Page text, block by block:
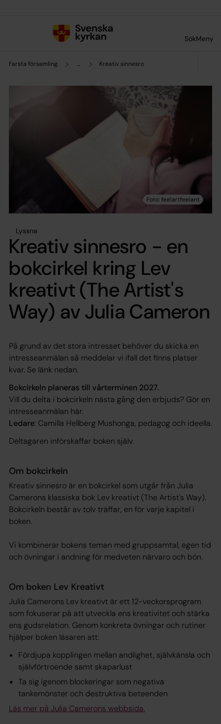
SökMeny
Farsta församling ... Kreativ sinnesro
Lyssna
Kreativ sinnesro - en
bokcirkel kring Lev
kreativt (The Artist's
Way) av Julia Cameron
På grund av det stora intresset behöver du skicka en
intresseanmälan så meddelar vi ifall det finns platser
kvar. Se länk nedan.
Bokcirkeln planeras till vårterminen 2027.
Vill du delta i bokcirkeln nästa gång den erbjuds? Gör en
intresseanmälan här.
Ledare: Camilla Hellberg Mushonga, pedagog och ideella.
Deltagaren införskaffar boken själv.
Om bokcirkeln
Kreativ sinnesro är en bokcirkel som utgår från Julia
Camerons klassiska bok Lev kreativt (The Artist's Way).
Bokcirkeln består av tolv träffar, en för varje kapitel i
boken.
Vi kombinerar bokens teman med gruppsamtal, egen tid
och övningar i andning för medveten närvaro och bön.
Om boken Lev Kreativt
Julia Camerons Lev kreativt är ett 12-veckorsprogram
som fokuserar på att utveckla ens kreativitet och stärka
ens gudsrelation. Genom konkreta övningar och rutiner
hjälper boken läsaren att:
Fördjupa kopplingen mellan andlighet, självkänsla och
självförtroende samt skaparlust
Ta sig igenom blockeringar som negativa
tankemönster och destruktiva beteenden
Läs mer på Julia Camerons webbsida.